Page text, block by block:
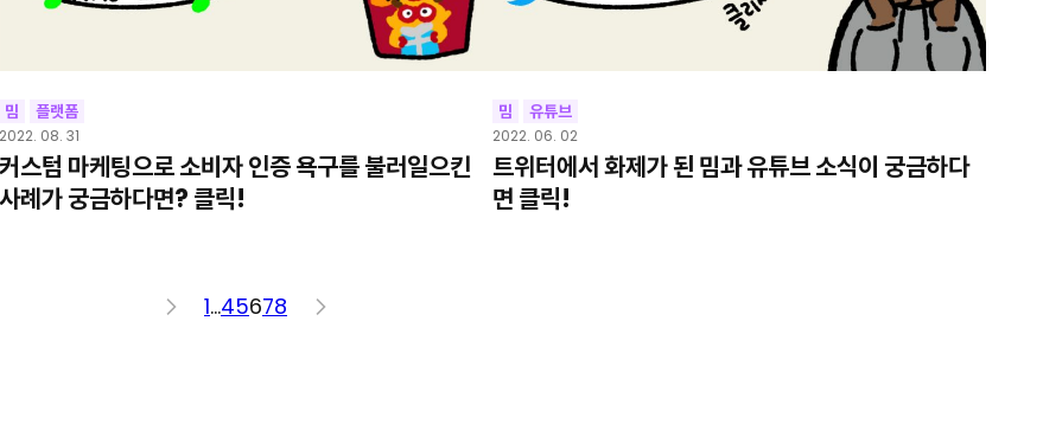
밈 플랫폼
2022. 08. 31
커스텀 마케팅으로 소비자 인증 욕구를 불러일으킨
사례가 궁금하다면? 클릭!
밈 유튜브
2022. 06. 02
트위터에서 화제가 된 밈과 유튜브 소식이 궁금하다
면 클릭!
< 1…45678 >